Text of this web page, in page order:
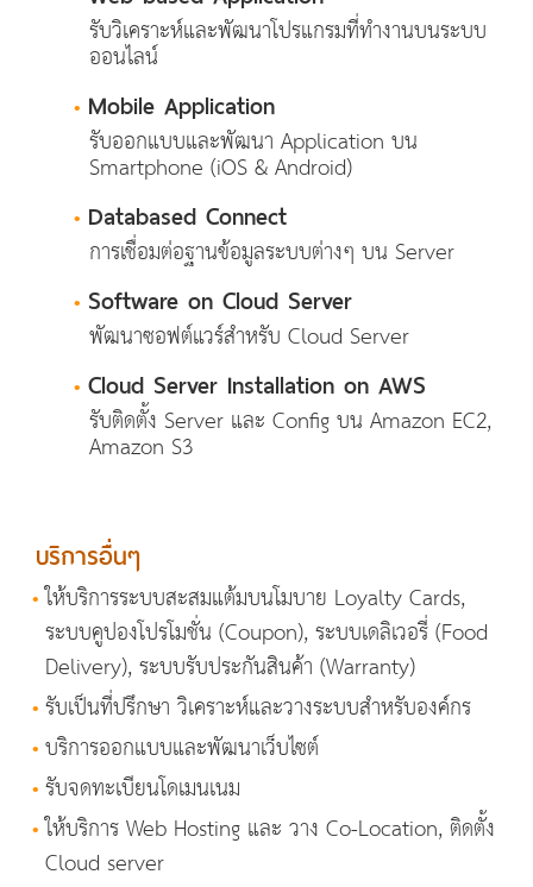
รับวิเคราะห์และพัฒนาโปรแกรมที่ทำงานบนระบบ
ออนไลน์
• Mobile Application
รับออกแบบและพัฒนา Application บน
Smartphone (iOS & Android)
• Databased Connect
การเชื่อมต่อฐานข้อมูลระบบต่างๆ บน Server
• Software on Cloud Server
พัฒนาซอฟต์แวร์สำหรับ Cloud Server
•Cloud Server Installation on AWS
รับติดตั้ง Server และ Config บน Amazon EC2,
Amazon S3
บริการอื่นๆ
•ให้บริการระบบสะสมแต้มบนโมบาย Loyalty Cards,
ระบบคูปองโปรโมชั่น (Coupon), ระบบเดลิเวอรี่ (Food
Delivery), ระบบรับประกันสินค้า (Warranty)
•รับเป็นที่ปรึกษา วิเคราะห์และวางระบบสำหรับองค์กร
•บริการออกแบบและพัฒนาเว็บไซต์
•รับจดทะเบียนโดเมนเนม
•ให้บริการ Web Hosting และ วาง Co-Location, ติดตั้ง
Cloud server